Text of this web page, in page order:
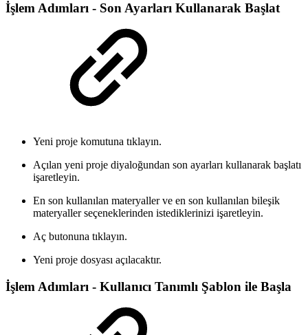
İşlem Adımları - Son Ayarları Kullanarak Başlat
Yeni proje komutuna tıklayın.
Açılan yeni proje diyaloğundan son ayarları kullanarak başlatı
işaretleyin.
En son kullanılan materyaller ve en son kullanılan bileşik
materyaller seçeneklerinden istediklerinizi işaretleyin.
Aç butonuna tıklayın.
Yeni proje dosyası açılacaktır.
İşlem Adımları - Kullanıcı Tanımlı Şablon ile Başla